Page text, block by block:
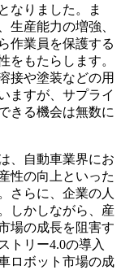
なりました。ま
生産能力の増強、
作業員を保護する
をもたらします。
接や塗装などの用
ますが、サプライ
きる機会は無数に
、自動車業界にお
性の向上といった
さらに、企業の人
しかしながら、産
場の成長を阻害す
トリー4.0の導入
ロボット市場の成